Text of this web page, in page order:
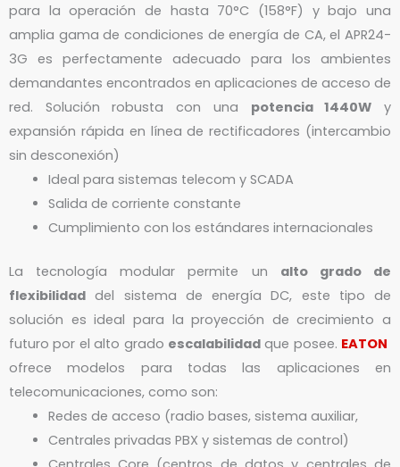
para la operación de hasta 70°C (158°F) y bajo una
amplia gama de condiciones de energía de CA, el APR24-
3G es perfectamente adecuado para los ambientes
demandantes encontrados en aplicaciones de acceso de
red. Solución robusta con una potencia 1440W y
expansión rápida en línea de rectificadores (intercambio
sin desconexión)
Ideal para sistemas telecom y SCADA
Salida de corriente constante
Cumplimiento con los estándares internacionales
La tecnología modular permite un alto grado de
flexibilidad del sistema de energía DC, este tipo de
solución es ideal para la proyección de crecimiento a
futuro por el alto grado escalabilidadque posee. EATON
ofrece modelos para todas las aplicaciones en
telecomunicaciones, como son:
Redes de acceso (radio bases, sistema auxiliar,
Centrales privadas PBX y sistemas de control)